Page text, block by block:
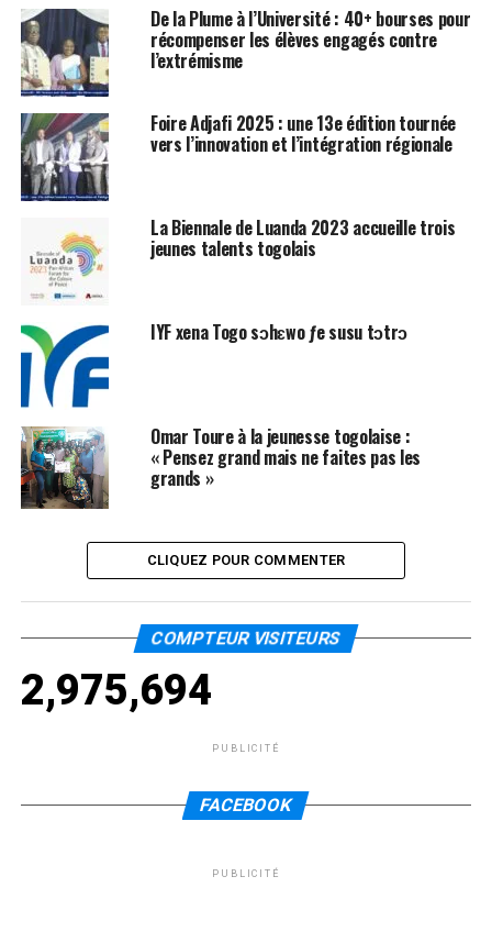
De la Plume à l’Université : 40+ bourses pour
récompenser les élèves engagés contre
l’extrémisme
Foire Adjafi 2025 : une 13e édition tournée
vers l’innovation et l’intégration régionale
La Biennale de Luanda 2023 accueille trois
jeunes talents togolais
IYF xena Togo sɔhɛwo ƒe susu tɔtrɔ
Omar Toure à la jeunesse togolaise :
« Pensez grand mais ne faites pas les
grands »
CLIQUEZ POUR COMMENTER
COMPTEUR VISITEURS
2,975,694
PUBLICITÉ
FACEBOOK
PUBLICITÉ